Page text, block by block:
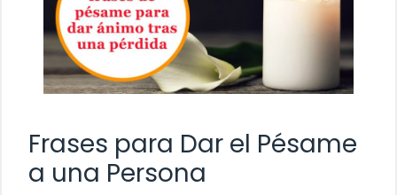
Frases para Dar el Pésame
a una Persona